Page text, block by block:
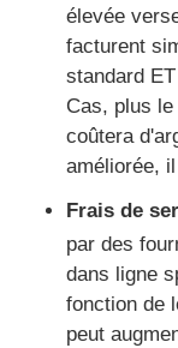
élevée
facturent
standard
Cas, plus
coûtera
améliorée,
Frais de
par des
dans ligne
fonction de
peut